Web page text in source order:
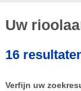
Uw
16
Verfijn uw